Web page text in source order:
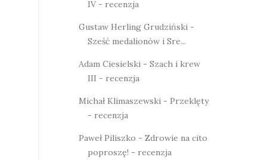
IV - recenzja
Gustaw Herling Grudziński -
Sześć medalionów i Sre...
Adam Ciesielski - Szach i krew
III - recenzja
Michał Klimaszewski - Przeklęty
- recenzja
Paweł Piliszko - Zdrowie na cito
poproszę! - recenzja